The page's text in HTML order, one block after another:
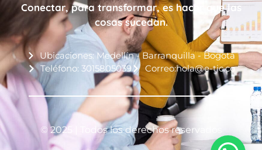
Conectar, para transformar, es hacer que las
cosas sucedan.
Ubicaciones: Medellín - Barranquilla - Bogotá
Teléfono: 3015805039
Correo:hola@e-tic.co
© 2025 | Todos los derechos reservados